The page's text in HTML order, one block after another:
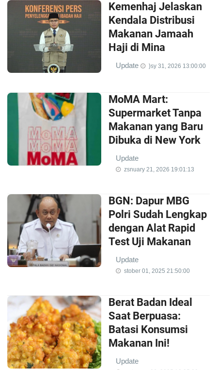
Kemenhaj Jelaskan
Kendala Distribusi
Makanan Jamaah
Haji di Mina
Update }sy 31, 2026 13:00:00
MoMA Mart:
Supermarket Tanpa
Makanan yang Baru
Dibuka di New York
Update
zsnuary 21, 2026 19:01:13
BGN: Dapur MBG
Polri Sudah Lengkap
dengan Alat Rapid
Test Uji Makanan
Update
stober 01, 2025 21:50:00
Berat Badan Ideal
Saat Berpuasa:
Batasi Konsumsi
Makanan Ini!
Update